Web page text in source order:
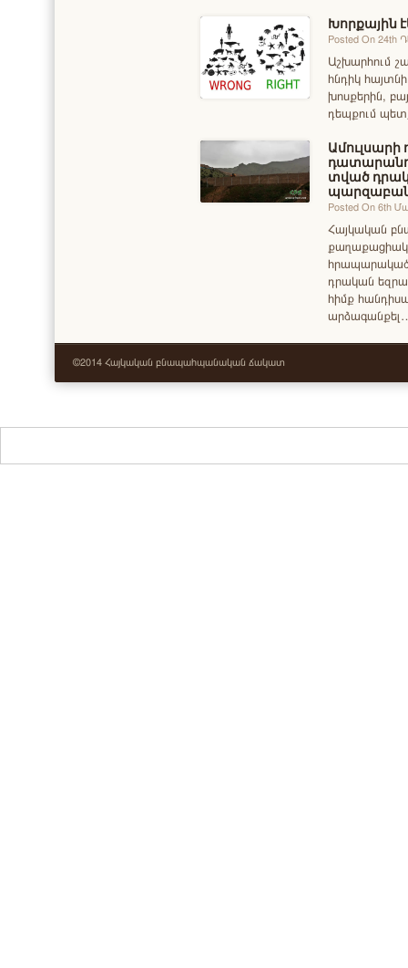
Խորքային
Posted On 24th
Աշխարհում
հնդիկ
խոսքերին,
դեպքում
Ամուլսարի
տված
Posted On 6th
Հայկական
հրապարակած
դրական
հիմք
©2014 Հայկական բնապահպանական ճակատ